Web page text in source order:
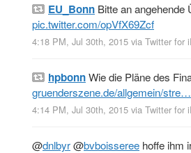
EU_Bonn Bitte an angehende
pic.twitter.com/opVfX69Zcf
4:18 PM, Jul 30th, 2015 via Twitter for
hpbonnWie die Pläne des
gruenderszene.de/allgemein/stre…
4:14 PM, Jul 30th, 2015 via Twitter for
@dnlbyr@bvboisseree hoffe ihm